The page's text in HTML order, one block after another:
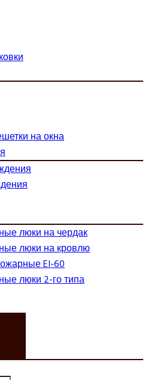
на окна
люки на чердак
люки на кровлю
EI-60
люки 2-го типа